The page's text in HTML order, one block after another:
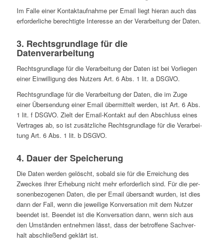
Im Falle einer Kon­takt­auf­nahme per Email liegt hieran auch das
erfor­der­li­che berech­tigte Inter­esse an der Ver­ar­bei­tung der Daten.
3. Rechts­grund­lage für die
Datenverarbeitung
Rechts­grund­lage für die Ver­ar­bei­tung der Daten ist bei Vor­lie­gen
einer Ein­wil­li­gung des Nutzers Art. 6 Abs. 1 lit. a DSGVO.
Rechts­grund­lage für die Ver­ar­bei­tung der Daten, die im Zuge
einer Über­sen­dung einer Email über­mit­telt werden, ist Art. 6 Abs.
1 lit. f DSGVO. Zielt der Email-Kontakt auf den Abschluss eines
Ver­tra­ges ab, so ist zusätz­li­che Rechts­grund­lage für die Ver­ar­bei­
tung Art. 6 Abs. 1 lit. b DSGVO.
4. Dauer der Speicherung
Die Daten werden gelöscht, sobald sie für die Errei­chung des
Zweckes ihrer Erhe­bung nicht mehr erfor­der­lich sind. Für die per­
so­nen­be­zo­ge­nen Daten, die per Email über­sandt wurden, ist dies
dann der Fall, wenn die jewei­lige Kon­ver­sa­tion mit dem Nutzer
beendet ist. Beendet ist die Kon­ver­sa­tion dann, wenn sich aus
den Umstän­den ent­neh­men lässt, dass der betrof­fene Sach­ver­
halt abschlie­ßend geklärt ist.